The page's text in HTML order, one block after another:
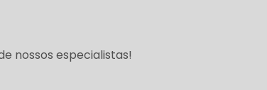
nossos especialistas!